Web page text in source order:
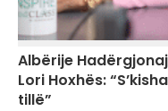
Albërije
Lori Hoxhës:
tillë”